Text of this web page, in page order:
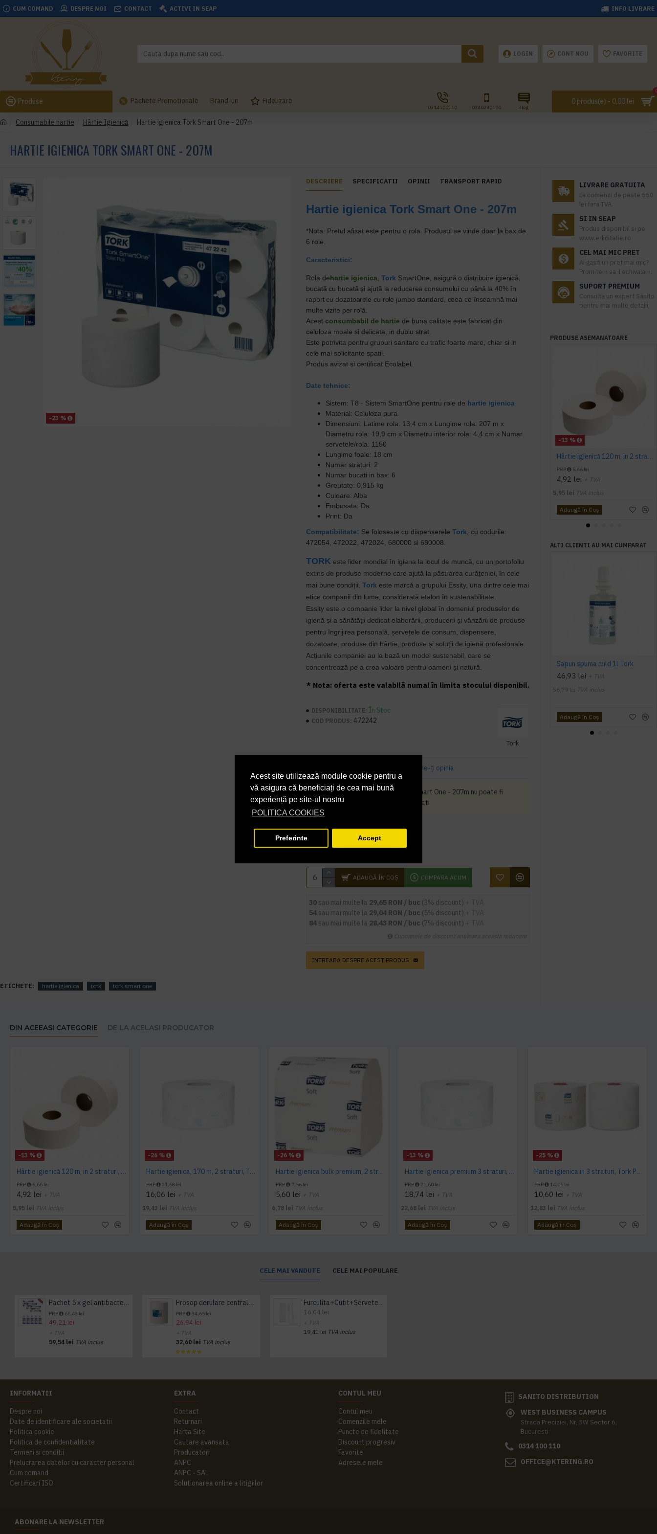
Acest site utilizează module cookie pentru a
vă asigura că beneficiați de cea mai bună
experiență pe site-ul nostru
POLITICA COOKIES
Preferinte Accept
CUM COMAND DESPRE NOI CONTACT ACTIVI IN SEAP INFO LIVRARE
LOGIN CONT NOU FAVORITE
Produse Pachete Promotionale Brand-uri Fidelizare
0314100110 0740230170 Blog
0 produs(e) - 0,00 lei
Consumabile hartie Hârtie Igienică Hartie igienica Tork Smart One - 207m
HARTIE IGIENICA TORK SMART ONE - 207M
-23 %
DESCRIERE SPECIFICATII OPINII TRANSPORT RAPID
Hartie igienica Tork Smart One - 207m
*Nota: Pretul afisat este pentru o rola. Produsul se vinde doar la bax de
6 role.
Caracteristici:
Rola dehartie igienica ,Tork SmartOne, asigură o distribuire igienică,
bucată cu bucată și ajută la reducerea consumului cu până la 40% în
raport cu dozatoarele cu role jumbo standard, ceea ce înseamnă mai
multe vizite per rolă.
Acestconsumbabil de hartie de buna calitate este fabricat din
celuloza moale si delicata, in dublu strat.
Este potrivita pentru grupuri sanitare cu trafic foarte mare, chiar si in
cele mai solicitante spatii.
Produs avizat si certificat Ecolabel.
Date tehnice:
Sistem: T8 - Sistem SmartOne pentru role de hartie igienica
Material: Celuloza pura
Dimensiuni: Latime rola: 13,4 cm x Lungime rola: 207 m x
Diametru rola: 19,9 cm x Diametru interior rola: 4,4 cm x Numar
servetele/rola: 1150
Lungime foaie: 18 cm
Numar straturi: 2
Numar bucati in bax: 6
Greutate: 0,915 kg
Culoare: Alba
Embosata: Da
Print: Da
Compatibilitate: Se foloseste cu dispensereleTork , cu codurile:
472054, 472022, 472024, 680000 si 680008.
TORK este lider mondial în igiena la locul de muncă, cu un portofoliu
extins de produse moderne care ajută la păstrarea curățeniei, în cele
mai bune condiții.Tork este marcă a grupului Essity, una dintre cele mai
etice companii din lume, considerată etalon în sustenabilitate.
Essity este o companie lider la nivel global în domeniul produselor de
igienă și a sănătății dedicat elaborării, producerii și vânzării de produse
pentru îngrijirea personală, șervețele de consum, dispensere,
dozatoare, produse din hârtie, produse și soluții de igienă profesionale.
Acțiunile companiei au la bază un model sustenabil, care se
concentrează pe a crea valoare pentru oameni și natură.
* Nota: oferta este valabilă numai în limita stocului disponibil.
DISPONIBILITATE: În Stoc
COD PRODUS: 472242
Tork
Spune-ţi opinia
30,57 lei+ TVA
ADAUGĂ ÎN COŞ CUMPARA ACUM
Produsul Hartie igienica Tork Smart One - 207m nu poate fi
cumparat decat in multiplu de 6 bucati
30 sau mai multe la 29,65 RON / buc (3% discount)
54 sau mai multe la 29,04 RON / buc (5% discount)
84 sau mai multe la 28,43 RON / buc (7% discount)
INTREABA DESPRE ACEST PRODUS
ETICHETE: hartie igienica tork tork smart one
LIVRARE GRATUITA
La comenzi de peste 550
lei fara TVA.
SI IN SEAP
Produs disponibil si pe
www.e-licitatie.ro
CEL MAI MIC PRET
Ai gasit un pret mai mic?
Promitem sa il echivalam.
SUPORT PREMIUM
Consulta un expert Sanito
pentru mai multe detalii
PRODUSE ASEMANATOARE
-13 %
Hârtie igienică 120 m, in 2 straturi, extra albă, Mini Jumbo, AQAS
PRP 5,66 lei
4,92 lei + TVA
5,95 lei TVA inclus
Adaugă în Coş
ALTI CLIENTI AU MAI CUMPARAT
Sapun spuma mild 1l Tork
46,93 lei + TVA
56,79 lei TVA inclus
Adaugă în Coş
DIN ACEEASI CATEGORIE DE LA ACELASI PRODUCATOR
-13 %
Hârtie igienică 120 m, in 2 straturi, extra albă, Mini Jumbo, AQAS
PRP 5,66 lei
4,92 lei + TVA
5,95 lei TVA inclus
Adaugă în Coş
-26 %
Hartie igienica, 170 m, 2 straturi, Tork
PRP 21,68 lei
16,06 lei + TVA
19,43 lei TVA inclus
Adaugă în Coş
-26 %
Hartie igienica bulk premium, 2 straturi 252 buc / pachet, Tork
PRP 7,56 lei
5,60 lei + TVA
6,78 lei TVA inclus
Adaugă în Coş
-13 %
Hartie igienica premium 3 straturi, 120 m / rola, Tork
PRP 21,60 lei
18,74 lei + TVA
22,68 lei TVA inclus
Adaugă în Coş
-25 %
Hartie igienica in 3 straturi, Tork Premium Extra Soft, T6, 70 m/rola
PRP 14,06 lei
10,60 lei + TVA
12,83 lei TVA inclus
Adaugă în Coş
CELE MAI VANDUTE CELE MAI POPULARE
Pachet 5 x gel antibacterian 50ml si 3 x Servetele antibacteriene 48 buc Hygienium
PRP 66,43 lei
49,21 lei
+ TVA
59,54 lei TVA inclus
Prosop derulare centrala 1 pliu, 300 m Tork
PRP 34,65 lei
26,94 lei
+ TVA
32,60 lei TVA inclus
Furculita+Cutit+Servetel 100buc/set
16,04 lei
+ TVA
19,41 lei TVA inclus
INFORMATII
Despre noi
Date de identificare ale societatii
Politica cookie
Politica de confidentialitate
Termeni si conditii
Prelucrarea datelor cu caracter personal
Cum comand
Certificari ISO
EXTRA
Contact
Returnari
Harta Site
Cautare avansata
Producatori
ANPC
ANPC - SAL
Solutionarea online a litigiilor
CONTUL MEU
Contul meu
Comenzile mele
Puncte de fidelitate
Discount progresiv
Favorite
Adresele mele
SANITO DISTRIBUTION
WEST BUSINESS CAMPUS
Strada Preciziei, Nr, 3W Sector 6,
Bucuresti
0314 100 110
OFFICE@KTERING.RO
ABONARE LA NEWSLETTER